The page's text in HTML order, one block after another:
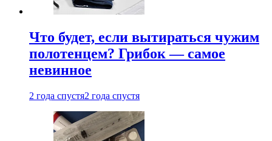
Что будет, если вытираться чужим
полотенцем? Грибок — самое
невинное
2 года спустя2 года спустя